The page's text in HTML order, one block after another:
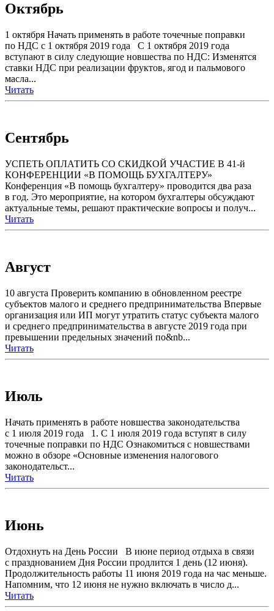
Октябрь
1 октября Начать применять в работе точечные поправки
по НДС с 1 октября 2019 года С 1 октября 2019 года
вступают в силу следующие новшества по НДС: Изменятся
ставки НДС при реализации фруктов, ягод и пальмового
масла...
Читать
Сентябрь
УСПЕТЬ ОПЛАТИТЬ СО СКИДКОЙ УЧАСТИЕ В 41-й
КОНФЕРЕНЦИИ «В ПОМОЩЬ БУХГАЛТЕРУ»
Конференция «В помощь бухгалтеру» проводится два раза
в год. Это мероприятие, на котором бухгалтеры обсуждают
актуальные темы, решают практические вопросы и получ...
Читать
Август
10 августа Проверить компанию в обновленном реестре
субъектов малого и среднего предпринимательства Впервые
организация или ИП могут утратить статус субъекта малого
и среднего предпринимательства в августе 2019 года при
превышении предельных значений по&nb...
Читать
Июль
Начать применять в работе новшества законодательства
с 1 июля 2019 года 1. С 1 июля 2019 года вступят в силу
точечные поправки по НДС Ознакомиться с новшествами
можно в обзоре «Основные изменения налогового
законодательст...
Читать
Июнь
Отдохнуть на День России В июне период отдыха в связи
с празднованием Дня России продлится 1 день (12 июня).
Продолжительность работы 11 июня 2019 года на час меньше.
Напомним, что 12 июня не нужно включать в число д...
Читать